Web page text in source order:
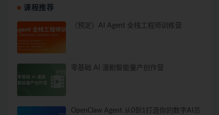
课程推荐
（预定）AI Agent 全栈工程师训练营
零基础 AI 漫剧智能量产创作营
OpenClaw Agent 从0到1打造你的数字AI员